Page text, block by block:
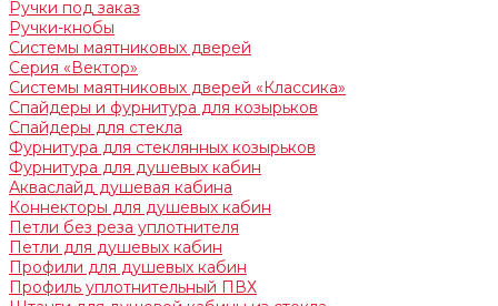
Ручки под заказ
Ручки-кнобы
Системы маятниковых дверей
Серия «Вектор»
Системы маятниковых дверей «Классика»
Спайдеры и фурнитура для козырьков
Спайдеры для стекла
Фурнитура для стеклянных козырьков
Фурнитура для душевых кабин
Акваслайд душевая кабина
Коннекторы для душевых кабин
Петли без реза уплотнителя
Петли для душевых кабин
Профили для душевых кабин
Профиль уплотнительный ПВХ